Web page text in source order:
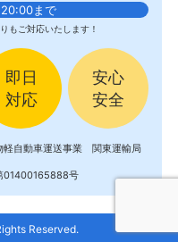
まで
もご対応いたします！
即日
対応
安心
安全
自動車運送事業 関東運輸局
01400165888号
Reserved.